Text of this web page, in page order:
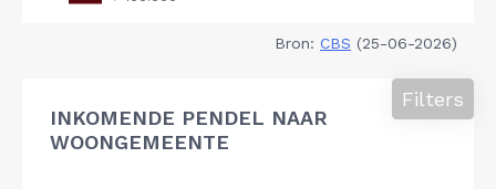
Bron: CBS (25-06-2026)
INKOMENDE PENDEL NAAR
WOONGEMEENTE
Filters